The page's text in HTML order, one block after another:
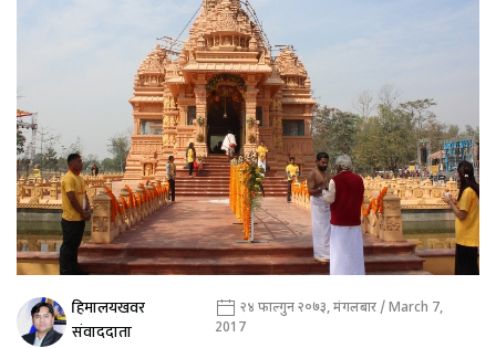
हिमालयखवर
संवाददाता
२४ फाल्गुन २०७३, मंगलबार / March 7,
2017